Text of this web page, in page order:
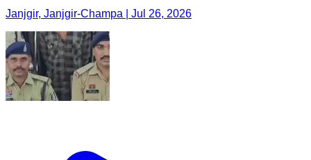
Janjgir, Janjgir-Champa | Jul 26, 2026